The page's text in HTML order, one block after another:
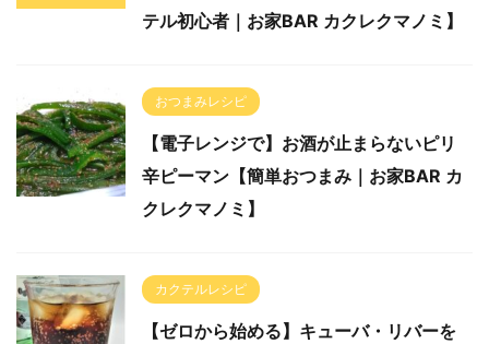
テル初心者｜お家BAR カクレクマノミ】
おつまみレシピ
【電子レンジで】お酒が止まらないピリ
辛ピーマン【簡単おつまみ｜お家BAR カ
クレクマノミ】
カクテルレシピ
【ゼロから始める】キューバ・リバーを